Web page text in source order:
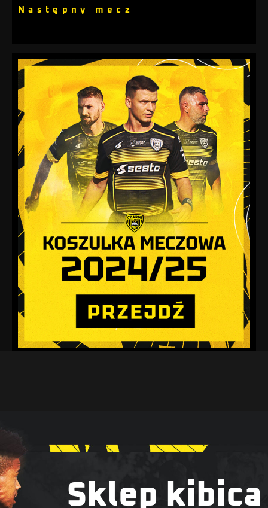
Następny mecz
Sklep kibica